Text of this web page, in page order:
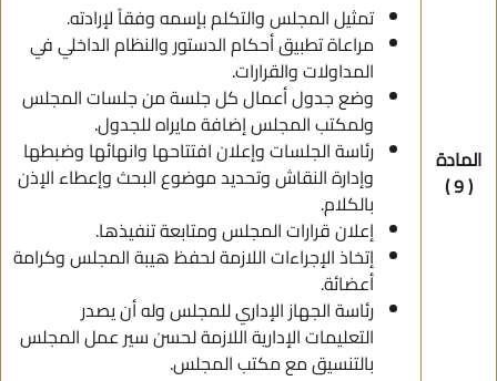
المادة
تمثيل المجلس والتكلم بإسمه وفقاً لإرادته.
مراعاة تطبيق أحكام الدستور والنظام الداخلي في
المداولات والقرارات.
وضع جدول أعمال كل جلسة من جلسات المجلس
ولمكتب المجلس إضافة مايراه للجدول.
رئاسة الجلسات وإعلان افتتاحها وانهائها وضبطها
وإدارة النقاش وتحديد موضوع البحث وإعطاء الإذن
بالكلام.
إعلان قرارات المجلس ومتابعة تنفيذها.
إتخاذ الإجراءات اللازمة لحفظ هيبة المجلس وكرامة
أعضائة.
رئاسة الجهاز الإداري للمجلس وله أن يصدر
التعليمات الإدارية اللازمة لحسن سير عمل المجلس
بالتنسيق مع مكتب المجلس.